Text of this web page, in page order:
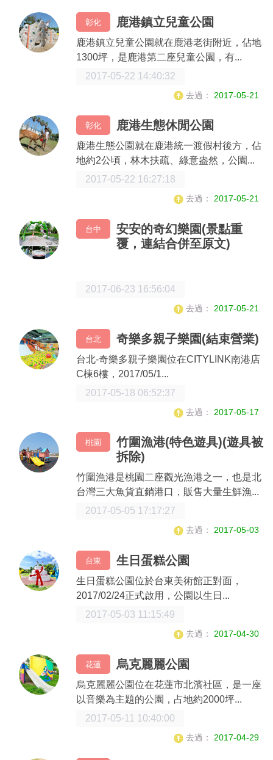
彰化 鹿港鎮立兒童公園
鹿港鎮立兒童公園就在鹿港老街附近，佔地
1300坪，是鹿港第二座兒童公園，有...
2017-05-22 14:40:32
去過： 2017-05-21
彰化 鹿港生態休閒公園
鹿港生態公園就在鹿港統一渡假村後方，佔
地約2公頃，林木扶疏、綠意盎然，公園...
2017-05-22 16:27:18
去過： 2017-05-21
台中
安安的奇幻樂園(景點重
覆，連結合併至原文)
2017-06-23 16:56:04
去過： 2017-05-21
台北 奇樂多親子樂園(結束營業)
台北-奇樂多親子樂園位在CITYLINK南港店
C棟6樓，2017/05/1...
2017-05-18 06:52:37
去過： 2017-05-17
桃園
竹圍漁港(特色遊具)(遊具被
拆除)
竹圍漁港是桃園二座觀光漁港之一，也是北
台灣三大魚貨直銷港口，販售大量生鮮漁...
2017-05-05 17:17:27
去過： 2017-05-03
台東 生日蛋糕公園
生日蛋糕公園位於台東美術館正對面，
2017/02/24正式啟用，公園以生日...
2017-05-03 11:15:49
去過： 2017-04-30
花蓮 烏克麗麗公園
烏克麗麗公園位在花蓮市北濱社區，是一座
以音樂為主題的公園，占地約2000坪...
2017-05-11 10:40:00
去過： 2017-04-29